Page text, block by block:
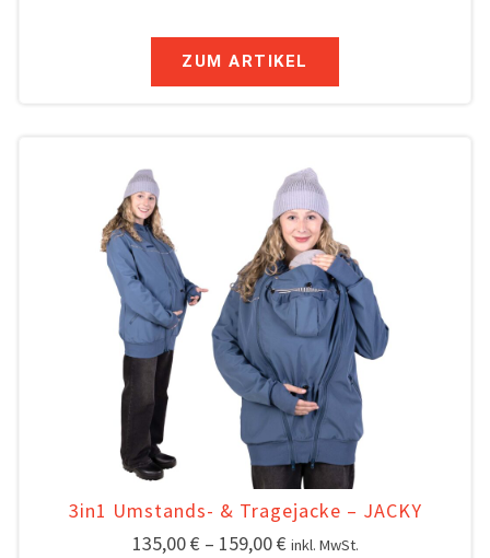
ZUM ARTIKEL
3in1 Umstands- & Tragejacke – JACKY
135,00€– 159,00€ inkl. MwSt.